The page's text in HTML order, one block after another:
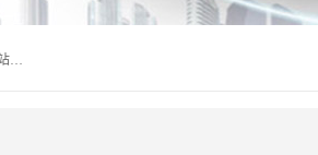
深圳万检通科技有限公司主营:iso9001质量认证机构及质检报告流程，为众多行业和产品提供通行全球解决方案的一站式全领域公共检测、鉴定、验货、srrc认证,质量检测认证及CE认证公司，帮助企业应对全球各种技术贸易壁垒，提升企业竞争优势，满足其对品质的高标准要求。